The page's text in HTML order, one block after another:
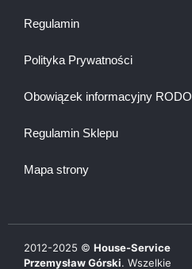
Regulamin
Polityka Prywatności
Obowiązek informacyjny RODO
Regulamin Sklepu
Mapa strony
2012-2025 © House-Service
Przemysław Górski. Wszelkie